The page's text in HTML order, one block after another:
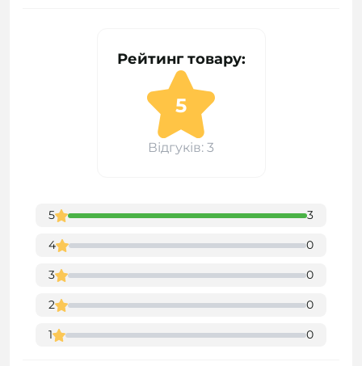
Рейтинг товару:
5
Відгуків: 3
5 3
4 0
3 0
2 0
1 0